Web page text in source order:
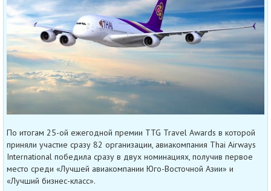
По итогам 25-ой ежегодной премии TTG Travel Awards в которой
приняли участие сразу 82 организации, авиакомпания Thai Airways
International победила сразу в двух номинациях, получив первое
место среди «Лучшей авиакомпании Юго-Восточной Азии» и
«Лучший бизнес-класс».